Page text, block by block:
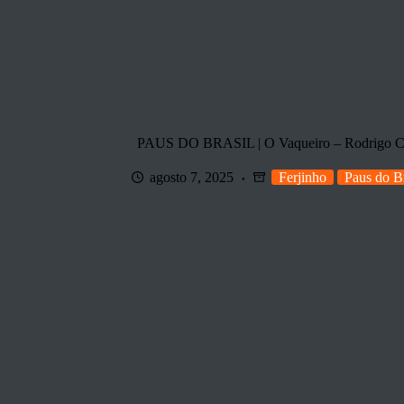
PAUS DO BRASIL | O Vaqueiro – Rodrigo
agosto 7, 2025 Ferjinho Paus do